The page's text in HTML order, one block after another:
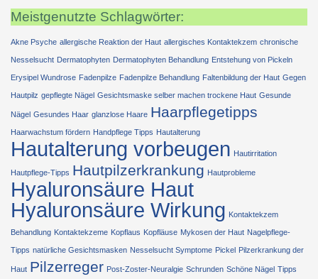
Meistgenutzte Schlagwörter:
Akne Psyche allergische Reaktion der Haut allergisches Kontaktekzem chronische
Nesselsucht Dermatophyten Dermatophyten Behandlung Entstehung von Pickeln
Erysipel Wundrose Fadenpilze Fadenpilze Behandlung Faltenbildung der Haut Gegen
Hautpilz gepflegte Nägel Gesichtsmaske selber machen trockene Haut Gesunde
Nägel Gesundes Haar glanzlose Haare Haarpflegetipps
Haarwachstum fördern Handpflege Tipps Hautalterung
Hautalterung vorbeugen Hautirritation
Hautpflege-Tipps Hautpilzerkrankung Hautprobleme
Hyaluronsäure Haut
Hyaluronsäure Wirkung Kontaktekzem
Behandlung Kontaktekzeme Kopflaus Kopfläuse Mykosen der Haut Nagelpflege-
Tipps natürliche Gesichtsmasken Nesselsucht Symptome Pickel Pilzerkrankung der
Haut Pilzerreger Post-Zoster-Neuralgie Schrunden Schöne Nägel Tipps